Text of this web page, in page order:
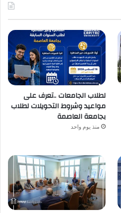
لطلاب الجامعات ..تعرف على
مواعيد وشروط التحويلات لطلاب
بجامعة العاصمة
منذ يوم واحد